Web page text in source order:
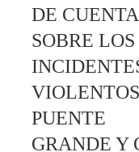
DE
SOBRE LOS
PUENTE
GRANDE Y